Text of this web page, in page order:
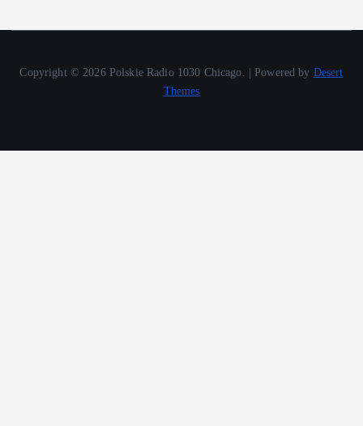
Copyright © 2026 Polskie Radio 1030 Chicago. | Powered by Desert
Themes